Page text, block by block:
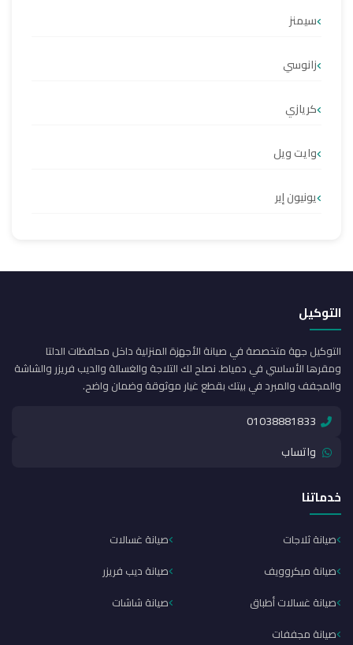
سيمنز
زانوسي
كريازي
وايت ويل
يونيون إير
التوكيل
التوكيل جهة متخصصة في صيانة الأجهزة المنزلية داخل محافظات الدلتا
ومقرها الأساسي في دمياط. نصلح لك التلاجة والغسالة والديب فريزر والشاشة
والمجفف والمبرد في بيتك بقطع غيار موثوقة وضمان واضح.
01038881833
واتساب
خدماتنا
صيانة ثلاجات
صيانة غسالات
صيانة ميكروويف
صيانة ديب فريزر
صيانة غسالات أطباق
صيانة شاشات
صيانة مجففات